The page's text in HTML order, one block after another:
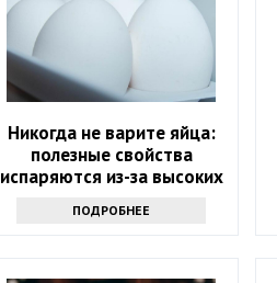
Никогда не варите яйца:
полезные свойства
испаряются из-за высоких
ПОДРОБНЕЕ